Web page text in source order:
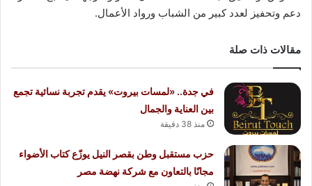
دعم وتحفيز لعدد كبير من الشباب ورواد الأعمال.
مقالات ذات صلة
في جدة.. «لمسات بيروت» يقدم تجربة نسائية تجمع
بين العناية والجمال
منذ 38 دقيقة
حزب مستقبل وطن بقصر النيل يوزّع كتاب الأضواء
مجانًا بالتعاون مع شركة نهضة مصر